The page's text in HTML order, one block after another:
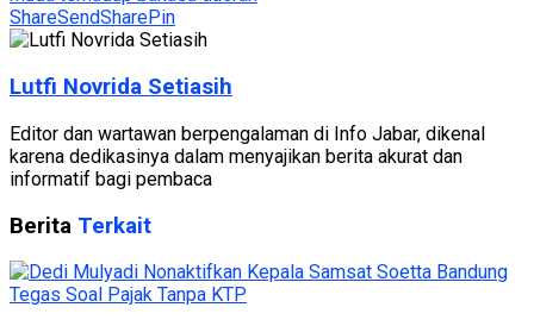
ShareSendSharePin
Lutfi Novrida Setiasih
Editor dan wartawan berpengalaman di Info Jabar, dikenal
karena dedikasinya dalam menyajikan berita akurat dan
informatif bagi pembaca
Berita Terkait